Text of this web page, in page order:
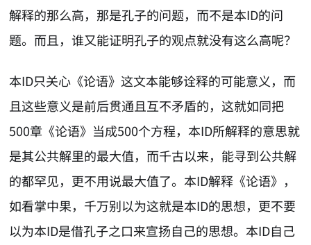
解释的那么高，那是孔子的问题，而不是本ID的问
题。而且，谁又能证明孔子的观点就没有这么高呢？
本ID只关心《论语》这文本能够诠释的可能意义，而
且这些意义是前后贯通且互不矛盾的，这就如同把
500章《论语》当成500个方程，本ID所解释的意思就
是其公共解里的最大值，而千古以来，能寻到公共解
的都罕见，更不用说最大值了。本ID解释《论语》，
如看掌中果，千万别以为这就是本ID的思想，更不要
以为本ID是借孔子之口来宣扬自己的思想。本ID自己